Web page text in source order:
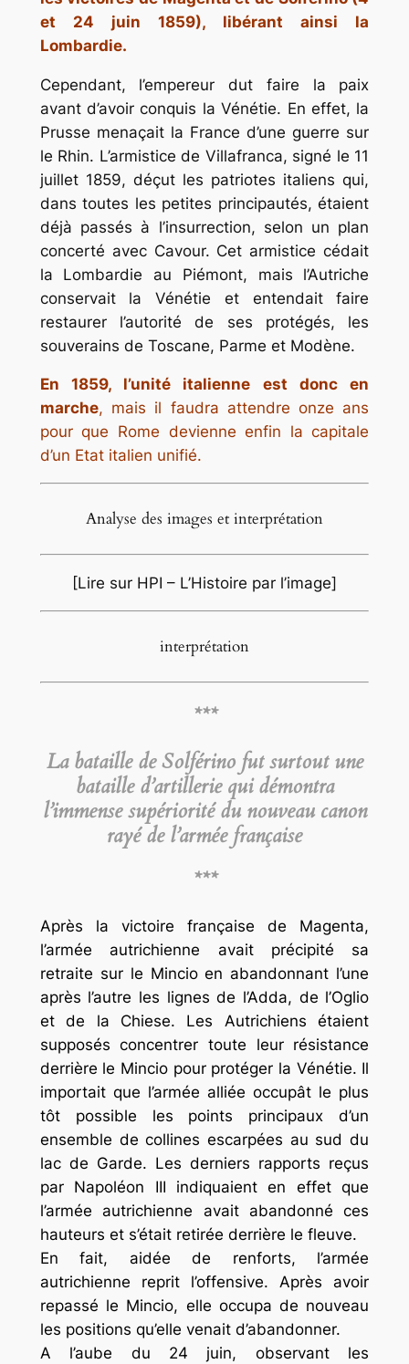
et 24 juin 1859), libérant ainsi la
Lombardie.
Cependant, l’empereur dut faire la paix
avant d’avoir conquis la Vénétie. En effet, la
Prusse menaçait la France d’une guerre sur
le Rhin. L’armistice de Villafranca, signé le 11
juillet 1859, déçut les patriotes italiens qui,
dans toutes les petites principautés, étaient
déjà passés à l’insurrection, selon un plan
concerté avec Cavour. Cet armistice cédait
la Lombardie au Piémont, mais l’Autriche
conservait la Vénétie et entendait faire
restaurer l’autorité de ses protégés, les
souverains de Toscane, Parme et Modène.
En 1859, l’unité italienne est donc en
marche, mais il faudra attendre onze ans
pour que Rome devienne enfin la capitale
d’un Etat italien unifié.
Analyse des images et interprétation
[Lire sur HPI – L’Histoire par l’image]
interprétation
***
La bataille de Solférino fut surtout une
bataille d’artillerie qui démontra
l’immense supériorité du nouveau canon
rayé de l’armée française
***
Après la victoire française de Magenta,
l’armée autrichienne avait précipité sa
retraite sur le Mincio en abandonnant l’une
après l’autre les lignes de l’Adda, de l’Oglio
et de la Chiese. Les Autrichiens étaient
supposés concentrer toute leur résistance
derrière le Mincio pour protéger la Vénétie. Il
importait que l’armée alliée occupât le plus
tôt possible les points principaux d’un
ensemble de collines escarpées au sud du
lac de Garde. Les derniers rapports reçus
par Napoléon III indiquaient en effet que
l’armée autrichienne avait abandonné ces
hauteurs et s’était retirée derrière le fleuve.
En fait, aidée de renforts, l’armée
autrichienne reprit l’offensive. Après avoir
repassé le Mincio, elle occupa de nouveau
les positions qu’elle venait d’abandonner.
A l’aube du 24 juin, observant les